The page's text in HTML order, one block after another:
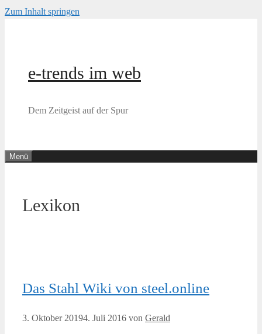
Zum Inhalt springen
e-trends im web
Dem Zeitgeist auf der Spur
Menü
Lexikon
Das Stahl Wiki von steel.online
3. Oktober 20194. Juli 2016 von Gerald